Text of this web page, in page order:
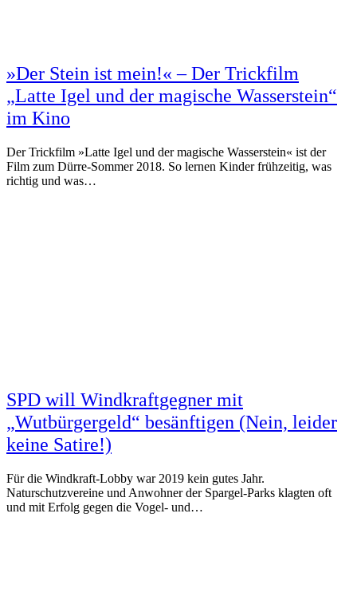
»Der Stein ist mein!« – Der Trickfilm
„Latte Igel und der magische Wasserstein“
im Kino
Der Trickfilm »Latte Igel und der magische Wasserstein« ist der
Film zum Dürre-Sommer 2018. So lernen Kinder frühzeitig, was
richtig und was…
SPD will Windkraftgegner mit
„Wutbürgergeld“ besänftigen (Nein, leider
keine Satire!)
Für die Windkraft-Lobby war 2019 kein gutes Jahr.
Naturschutzvereine und Anwohner der Spargel-Parks klagten oft
und mit Erfolg gegen die Vogel- und…